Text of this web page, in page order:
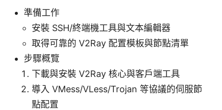
準備工作
安裝 SSH/終端機工具與文本編輯器
取得可靠的 V2Ray 配置模板與節點清單
步驟概覽
下載與安裝 V2Ray 核心與客戶端工具
導入 VMess/VLess/Trojan 等協議的伺服節
點配置